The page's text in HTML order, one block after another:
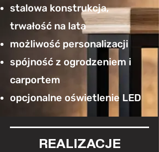
stalowa konstrukcja,
trwałość na lata
możliwość personalizacji
spójność z ogrodzeniem i
carportem
opcjonalne oświetlenie LED
REALIZACJE